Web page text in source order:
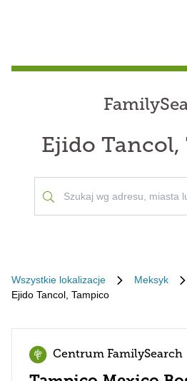
Ejido Tancol,
Wszystkie lokalizacje Meksyk
Ejido Tancol, Tampico
Centrum FamilySearch